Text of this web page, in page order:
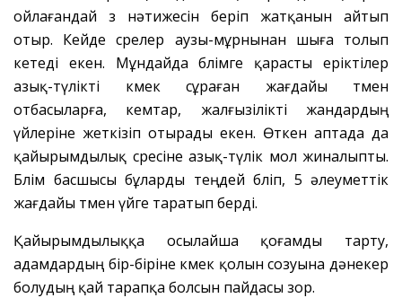
ойлағандай өз нәтижесін беріп жатқанын айтып
отыр. Кейде сөрелер аузы-мұрнынан шыға толып
кетеді екен. Мұндайда бөлімге қарасты еріктілер
азық-түлікті көмек сұраған жағдайы төмен
отбасыларға, кемтар, жалғызілікті жандардың
үйлеріне жеткізіп отырады екен. Өткен аптада да
қайырымдылық сөресіне азық-түлік мол жиналыпты.
Бөлім басшысы бұларды теңдей бөліп, 5 әлеуметтік
жағдайы төмен үйге таратып берді.
Қайырымдылыққа осылайша қоғамды тарту,
адамдардың бір-біріне көмек қолын созуына дәнекер
болудың қай тарапқа болсын пайдасы зор.